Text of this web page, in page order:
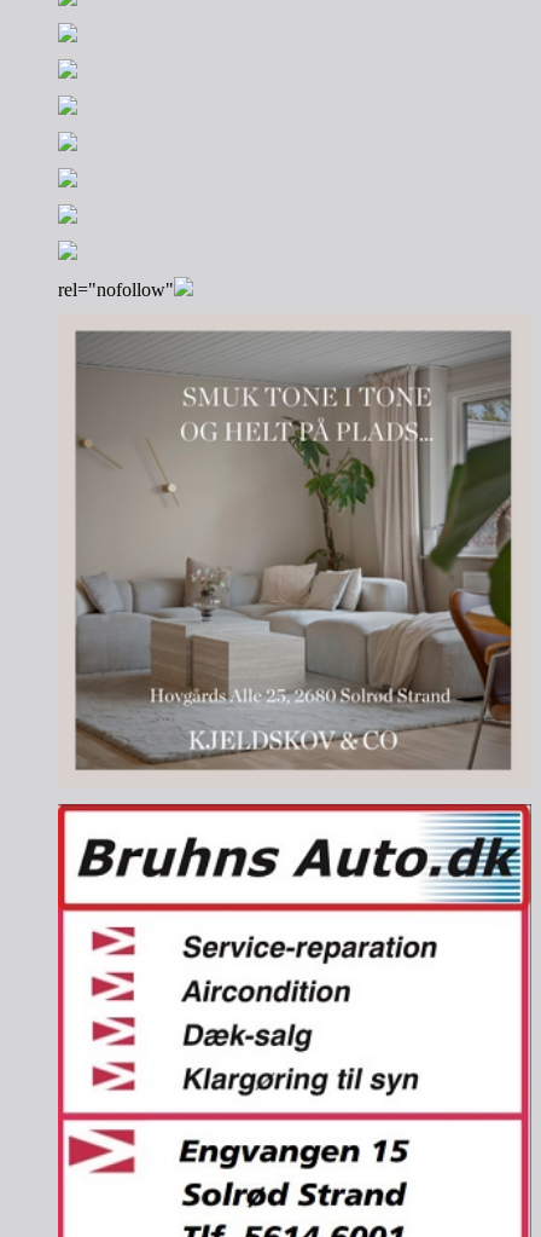
rel="nofollow"